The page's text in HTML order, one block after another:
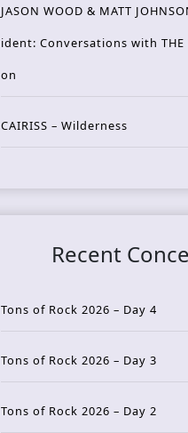
JASON WOOD & MATT
ident: Conversations with THE
on
CAIRISS – Wilderness
Recent
Tons of Rock 2026 – Day 4
Tons of Rock 2026 – Day 3
Tons of Rock 2026 – Day 2